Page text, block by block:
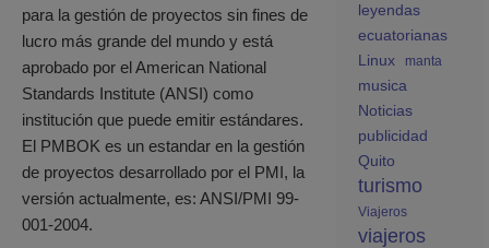
para la gestión de proyectos sin fines de
lucro más grande del mundo y está
aprobado por el American National
Standards Institute (ANSI) como
institución que puede emitir estándares.
El PMBOK es un estandar en la gestión
de proyectos desarrollado por el PMI, la
versión actualmente, es: ANSI/PMI 99-
001-2004.
leyendas
ecuatorianas
Linux
manta
musica
Noticias
publicidad
Quito
turismo
Viajeros
viajeros